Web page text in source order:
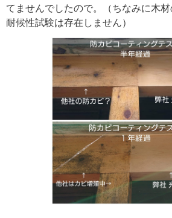
てませんでしたので。（ちなみに木
耐候性試験は存在しません）